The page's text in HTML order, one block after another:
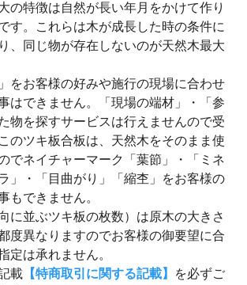
の特徴は自然が長い年月をかけて作り
す。これらは木が成長した時の条件に
、同じ物が存在しないのが天然木最大
をお客様の好みや施行の現場に合わせ
はできません。「現場の端材」・「参
物を探すサービスは行えませんので受
のツキ板合板は、天然木をそのまま使
でネイチャーマーク「葉節」・「ミネ
」・「目曲がり」「縮杢」をお客様の
もできません。
に並ぶツキ板の枚数）は原木の大きさ
度異なりますのでお客様の御要望に合
定は承れません。
載 【特商取引に関する記載】
を必ずご